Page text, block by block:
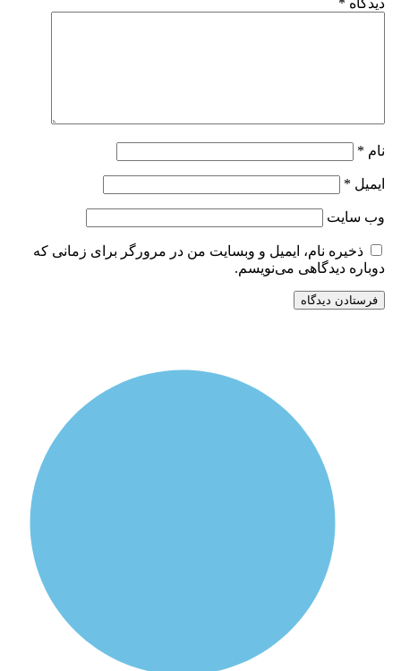
نام، ایمیل و وبسایت من در مرورگر برای زمانی که
می‌نویسم.